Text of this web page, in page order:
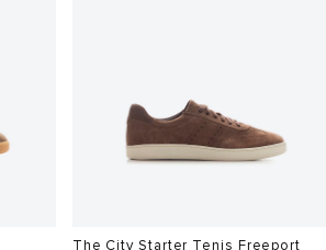
The City Starter Tenis Freeport